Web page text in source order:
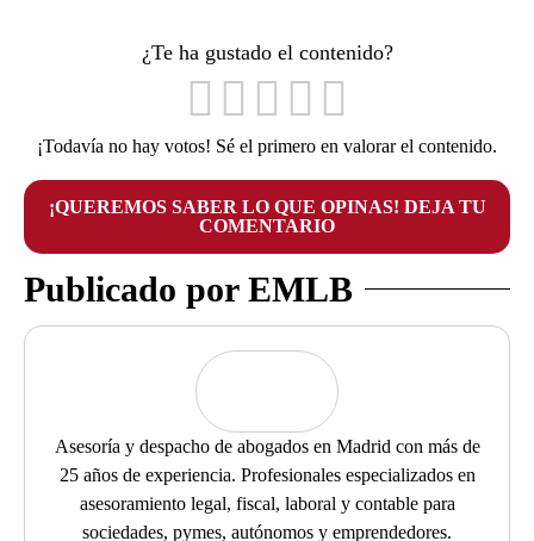
¿Te ha gustado el contenido?
¡Todavía no hay votos! Sé el primero en valorar el contenido.
¡QUEREMOS SABER LO QUE OPINAS! DEJA TU
COMENTARIO
Publicado por EMLB
Asesoría y despacho de abogados en Madrid con más de
25 años de experiencia. Profesionales especializados en
asesoramiento legal, fiscal, laboral y contable para
sociedades, pymes, autónomos y emprendedores.